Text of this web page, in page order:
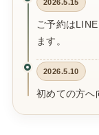
2026.5.15
ご予約は
ます。
2026.5.10
初めての方へ